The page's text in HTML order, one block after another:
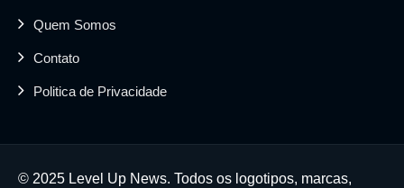
Quem Somos
Contato
Politica de Privacidade
© 2025 Level Up News. Todos os logotipos, marcas,